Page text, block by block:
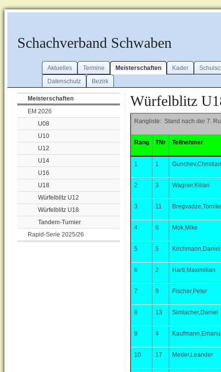
Schachverband Schwaben
Aktuelles Termine Meisterschaften Kader
Datenschutz
Bezirk
Meisterschaften
EM 2026
U08
U10
U12
U14
U16
U18
Würfelblitz U12
Würfelblitz U18
Tandem-Turnier
Rapid-Serie 2025/26
Würfelblitz
Rangliste: Stand nach der 7.
Rang TNr Teilnehmer
1 1 Gunchev,Christian
2 3 Wagner,Kilian
3 11
4 6 Mok,Mike
5 5 Kirchmann,Daniel
6 2 Hartl,Maximilian
7 9 Fischer,Peter
8 13 Simlacher,Daniel
9 4
10 17 Meder,Leander